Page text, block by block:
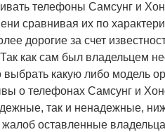
телефоны Самсунг и
сравнивая их по
дорогие за счет
как сам был владельцем
выбрать какую либо модель
о телефонах Самсунг и
так и ненадежные,
жалоб оставленные